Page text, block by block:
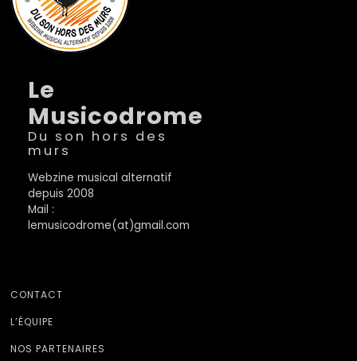
Le
Musicodrome
Du son hors des
murs
Webzine musical alternatif
depuis 2008
Mail :
lemusicodrome(at)gmail.com
CONTACT
L’ÉQUIPE
NOS PARTENAIRES